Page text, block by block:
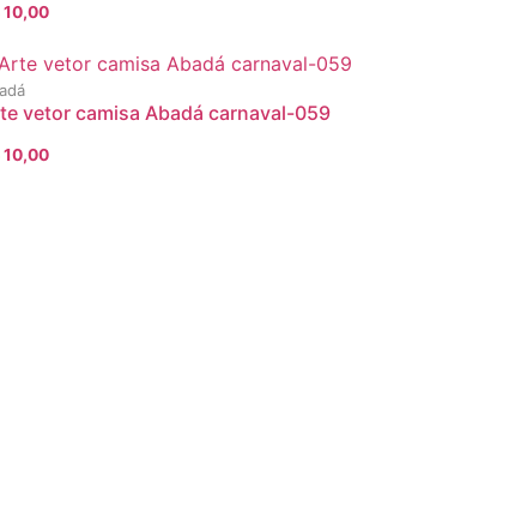
12,00.
10,00
10,00.
vetor camisa Abadá carnaval-059
10,00